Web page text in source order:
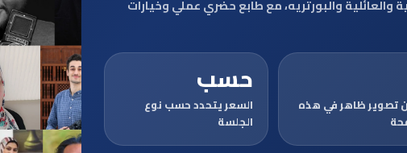
والبورتريه، مع طابع حضري عملي وخيارات
تصوير ظاهر في هذه
حسب
السعر يتحدد حسب نوع
الجلسة